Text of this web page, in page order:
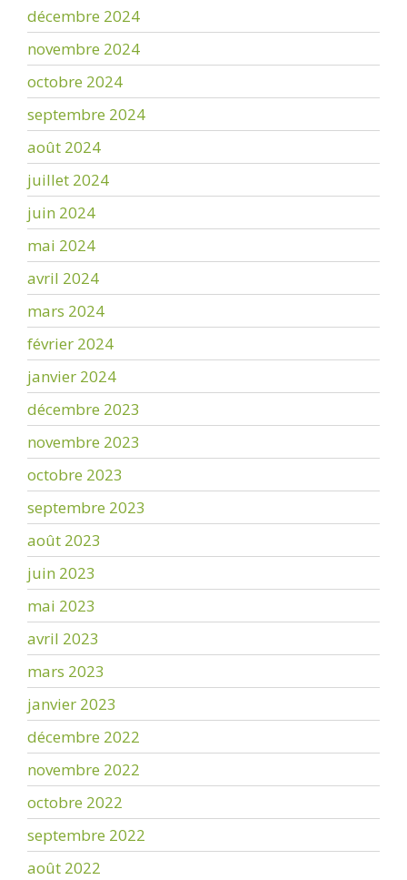
décembre 2024
novembre 2024
octobre 2024
septembre 2024
août 2024
juillet 2024
juin 2024
mai 2024
avril 2024
mars 2024
février 2024
janvier 2024
décembre 2023
novembre 2023
octobre 2023
septembre 2023
août 2023
juin 2023
mai 2023
avril 2023
mars 2023
janvier 2023
décembre 2022
novembre 2022
octobre 2022
septembre 2022
août 2022